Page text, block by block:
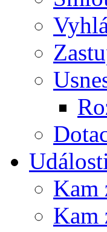
Kam
Kam